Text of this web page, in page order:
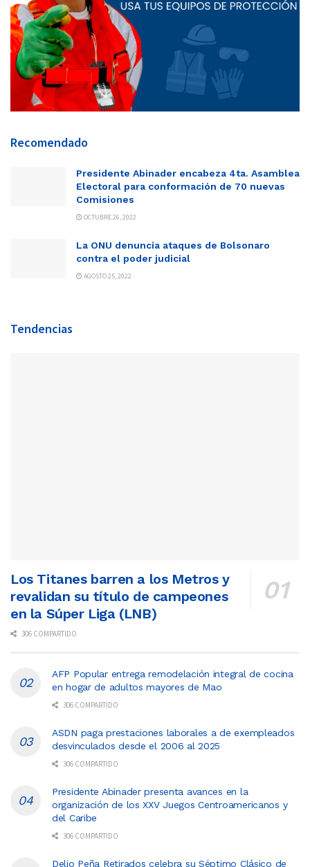
Recomendado
Presidente Abinader encabeza 4ta. Asamblea
Electoral para conformación de 70 nuevas
Comisiones
OCTUBRE 26, 2022
La ONU denuncia ataques de Bolsonaro
contra el poder judicial
AGOSTO 25, 2022
Tendencias
Los Titanes barren a los Metros y
revalidan su título de campeones
en la Súper Liga (LNB)
306 COMPARTIDO
AFP Popular entrega remodelación integral de cocina
en hogar de adultos mayores de Mao
306 COMPARTIDO
ASDN paga prestaciones laborales a de exempleados
desvinculados desde el 2006 al 2025
306 COMPARTIDO
Presidente Abinader presenta avances en la
organización de los XXV Juegos Centroamericanos y
del Caribe
306 COMPARTIDO
Delio Peña Retirados celebra su Séptimo Clásico de